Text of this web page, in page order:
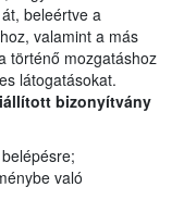
beleértve a
valamint a más
történő mozgatáshoz
látogatásokat.
bizonyítvány
való